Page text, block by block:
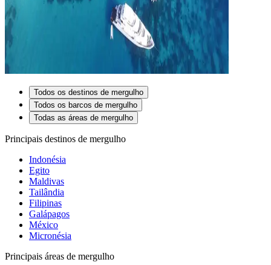
Todos os destinos de mergulho
Todos os barcos de mergulho
Todas as áreas de mergulho
Principais destinos de mergulho
Indonésia
Egito
Maldivas
Tailândia
Filipinas
Galápagos
México
Micronésia
Principais áreas de mergulho